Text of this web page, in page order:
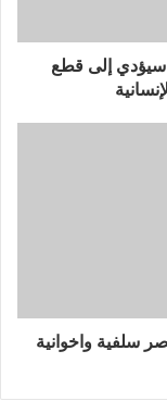
سيؤدي إلى قطع
سلفية واخوانية